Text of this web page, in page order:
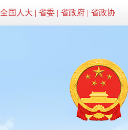
全国人大 | 省委 | 省政府 | 省政协